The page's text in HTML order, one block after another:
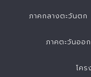
ภาคกลางตะวันตก
ภาคตะวันออ
โค